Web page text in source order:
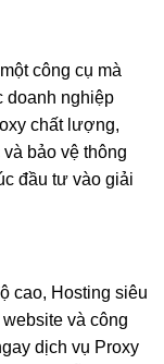
công cụ mà
doanh nghiệp
chất lượng,
bảo vệ thông
đầu tư vào giải
cao, Hosting siêu
và công
dịch vụ Proxy